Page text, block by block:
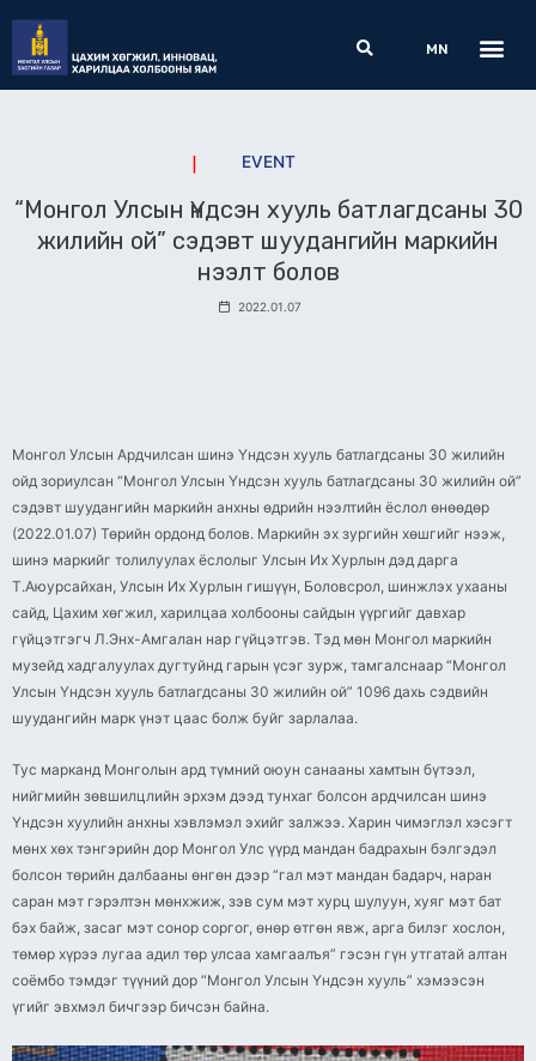
content
Search
MN
EVENT
“Монгол Улсын Үндсэн хууль батлагдсаны 30
жилийн ой” сэдэвт шуудангийн маркийн
нээлт болов
2022.01.07
Монгол Улсын Ардчилсан шинэ Үндсэн хууль батлагдсаны 30 жилийн
ойд зориулсан “Монгол Улсын Үндсэн хууль батлагдсаны 30 жилийн ой”
сэдэвт шуудангийн маркийн анхны өдрийн нээлтийн ёслол өнөөдөр
(2022.01.07) Төрийн ордонд болов. Маркийн эх зургийн хөшгийг нээж,
шинэ маркийг толилуулах ёслолыг Улсын Их Хурлын дэд дарга
Т.Аюурсайхан, Улсын Их Хурлын гишүүн, Боловсрол, шинжлэх ухааны
сайд, Цахим хөгжил, харилцаа холбооны сайдын үүргийг давхар
гүйцэтгэгч Л.Энх-Амгалан нар гүйцэтгэв. Тэд мөн Монгол маркийн
музейд хадгалуулах дугтуйнд гарын үсэг зурж, тамгалснаар “Монгол
Улсын Үндсэн хууль батлагдсаны 30 жилийн ой” 1096 дахь сэдвийн
шуудангийн марк үнэт цаас болж буйг зарлалаа.
Тус марканд Монголын ард түмний оюун санааны хамтын бүтээл,
нийгмийн зөвшилцлийн эрхэм дээд тунхаг болсон ардчилсан шинэ
Үндсэн хуулийн анхны хэвлэмэл эхийг залжээ. Харин чимэглэл хэсэгт
мөнх хөх тэнгэрийн дор Монгол Улс үүрд мандан бадрахын бэлгэдэл
болсон төрийн далбааны өнгөн дээр “гал мэт мандан бадарч, наран
саран мэт гэрэлтэн мөнхжиж, зэв сум мэт хурц шулуун, хуяг мэт бат
бэх байж, засаг мэт сонор соргог, өнөр өтгөн явж, арга билэг хослон,
төмөр хүрээ лугаа адил төр улсаа хамгаалъя” гэсэн гүн утгатай алтан
соёмбо тэмдэг түүний дор “Монгол Улсын Үндсэн хууль” хэмээсэн
үгийг эвхмэл бичгээр бичсэн байна.